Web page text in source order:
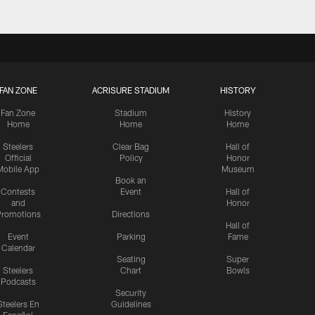
FAN ZONE
Fan Zone
Home
Steelers
Official
App
Contests
and
Event
Calendar
Steelers
Podcasts
En
ACRISURE STADIUM
Stadium
Home
Clear Bag
Policy
Book an
Event
Directions
Parking
Seating
Chart
Security
Guidelines
HISTORY
History
Home
Hall of
Honor
Museum
Hall of
Honor
Hall of
Fame
Super
Bowls